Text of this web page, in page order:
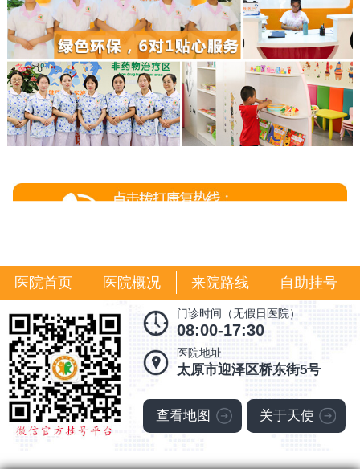
医院首页 医院概况 来院路线 自助挂号
门诊时间（无假日医院）
08:00-17:30
医院地址
太原市迎泽区桥东街5号
查看地图 关于天使